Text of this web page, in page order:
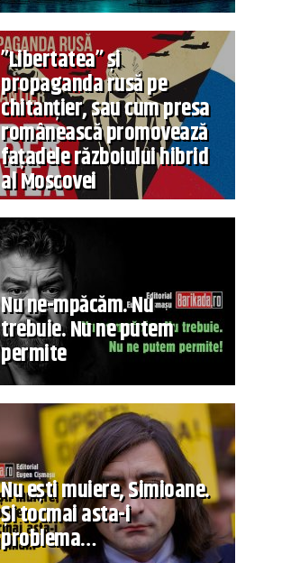
”Libertatea” și
propaganda rusă pe
chitanțier, sau cum presa
românească promovează
fațadele războiului hibrid
al Moscovei
Nu ne-mpăcăm. Nu
trebuie. Nu ne putem
permite
Nu ești muiere, Simioane.
Și tocmai asta-i
problema…